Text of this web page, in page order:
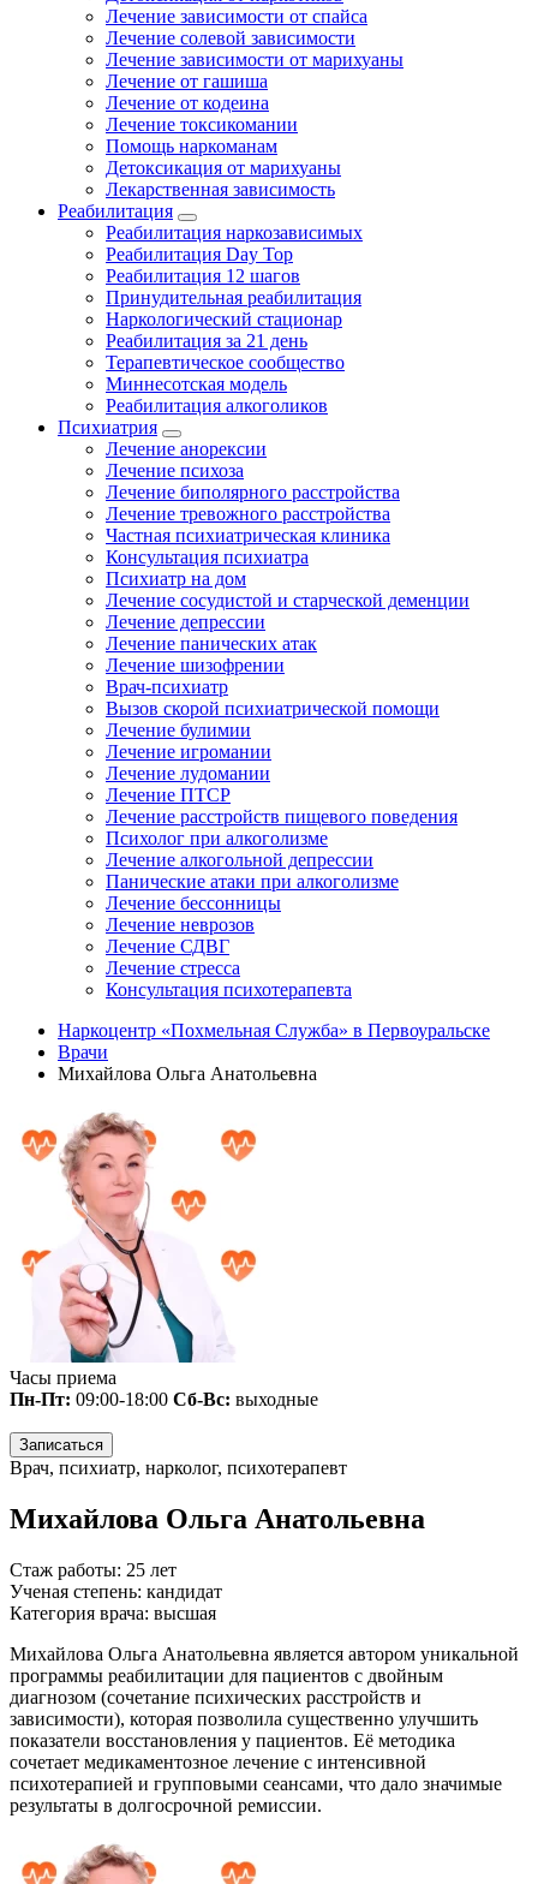
Лечение зависимости от спайса
Лечение солевой зависимости
Лечение зависимости от марихуаны
Лечение от гашиша
Лечение от кодеина
Лечение токсикомании
Помощь наркоманам
Детоксикация от марихуаны
Лекарственная зависимость
Реабилитация
Реабилитация наркозависимых
Реабилитация Day Top
Реабилитация 12 шагов
Принудительная реабилитация
Наркологический стационар
Реабилитация за 21 день
Терапевтическое сообщество
Миннесотская модель
Реабилитация алкоголиков
Психиатрия
Лечение анорексии
Лечение психоза
Лечение биполярного расстройства
Лечение тревожного расстройства
Частная психиатрическая клиника
Консультация психиатра
Психиатр на дом
Лечение сосудистой и старческой деменции
Лечение депрессии
Лечение панических атак
Лечение шизофрении
Врач-психиатр
Вызов скорой психиатрической помощи
Лечение булимии
Лечение игромании
Лечение лудомании
Лечение ПТСР
Лечение расстройств пищевого поведения
Психолог при алкоголизме
Лечение алкогольной депрессии
Панические атаки при алкоголизме
Лечение бессонницы
Лечение неврозов
Лечение СДВГ
Лечение стресса
Консультация психотерапевта
Наркоцентр «Похмельная Служба» в Первоуральске
Врачи
Михайлова Ольга Анатольевна
Часы приема
Пн-Пт: 09:00-18:00 Сб-Вс: выходные
Записаться
Врач, психиатр, нарколог, психотерапевт
Михайлова Ольга Анатольевна
Стаж работы: 25 лет
Ученая степень: кандидат
Категория врача: высшая
Михайлова Ольга Анатольевна является автором уникальной
программы реабилитации для пациентов с двойным
диагнозом (сочетание психических расстройств и
зависимости), которая позволила существенно улучшить
показатели восстановления у пациентов. Её методика
сочетает медикаментозное лечение с интенсивной
психотерапией и групповыми сеансами, что дало значимые
результаты в долгосрочной ремиссии.